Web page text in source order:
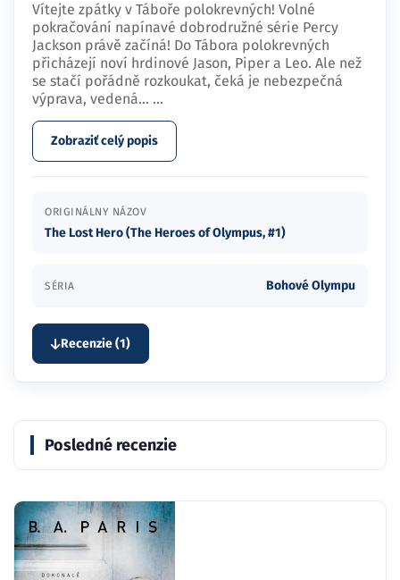
Vítejte zpátky v Táboře polokrevných! Volné
pokračování napínavé dobrodružné série Percy
Jackson právě začíná! Do Tábora polokrevných
přicházejí noví hrdinové Jason, Piper a Leo. Ale než
se stačí pořádně rozkoukat, čeká je nebezpečná
výprava, vedená… ...
Zobraziť celý popis
ORIGINÁLNY NÁZOV
The Lost Hero (The Heroes of Olympus, #1)
SÉRIA Bohové Olympu
Recenzie (1)
Posledné recenzie